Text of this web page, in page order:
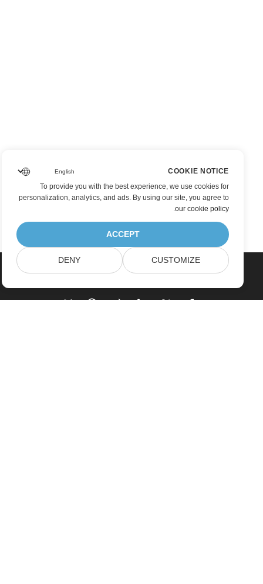
COOKIE NOTICE
To provide you with the best experience, we use cookies for
personalization, analytics, and ads. By using our site, you agree to
our cookie policy
.
ACCEPT
CUSTOMIZE
DENY